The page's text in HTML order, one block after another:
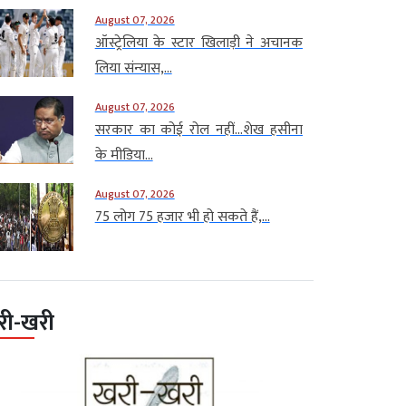
August 07, 2026
ऑस्ट्रेलिया के स्टार खिलाड़ी ने अचानक
लिया संन्यास,...
August 07, 2026
सरकार का कोई रोल नहीं…शेख हसीना
के मीडिया...
August 07, 2026
75 लोग 75 हजार भी हो सकते हैं,...
खरी